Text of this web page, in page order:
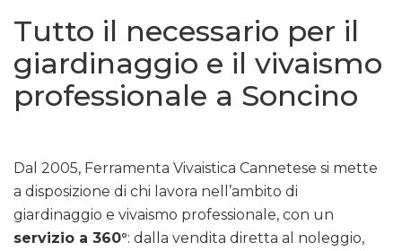
Tutto il necessario per il
giardinaggio e il vivaismo
professionale a Soncino
Dal 2005, Ferramenta Vivaistica Cannetese si mette
a disposizione di chi lavora nell’ambito di
giardinaggio e vivaismo professionale, con un
servizio a 360°: dalla vendita diretta al noleggio,